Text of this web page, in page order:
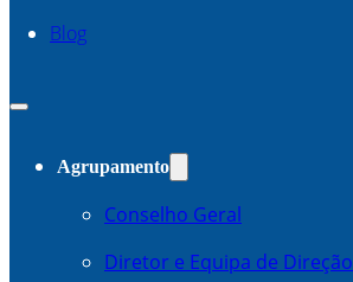
Blog
Agrupamento
Conselho Geral
Diretor e Equipa de Direção